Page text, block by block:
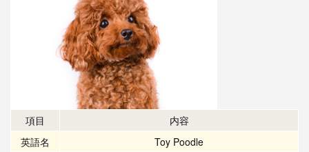
項目
内容
英語名
Toy Poodle